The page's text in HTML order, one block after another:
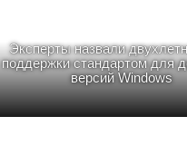
Эксперты назвали
поддержки стандартом для
версий Windows